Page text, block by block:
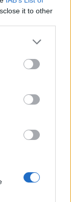
it to other
Unió jövőbeni
cikkünk